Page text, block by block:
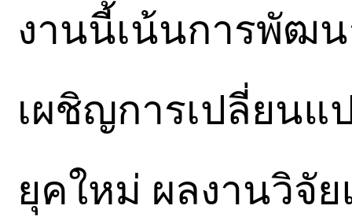
งานนี้เน้นการพัฒ
เผชิญการเปลี่ยนแ
ยุคใหม่ ผลงานวิจั